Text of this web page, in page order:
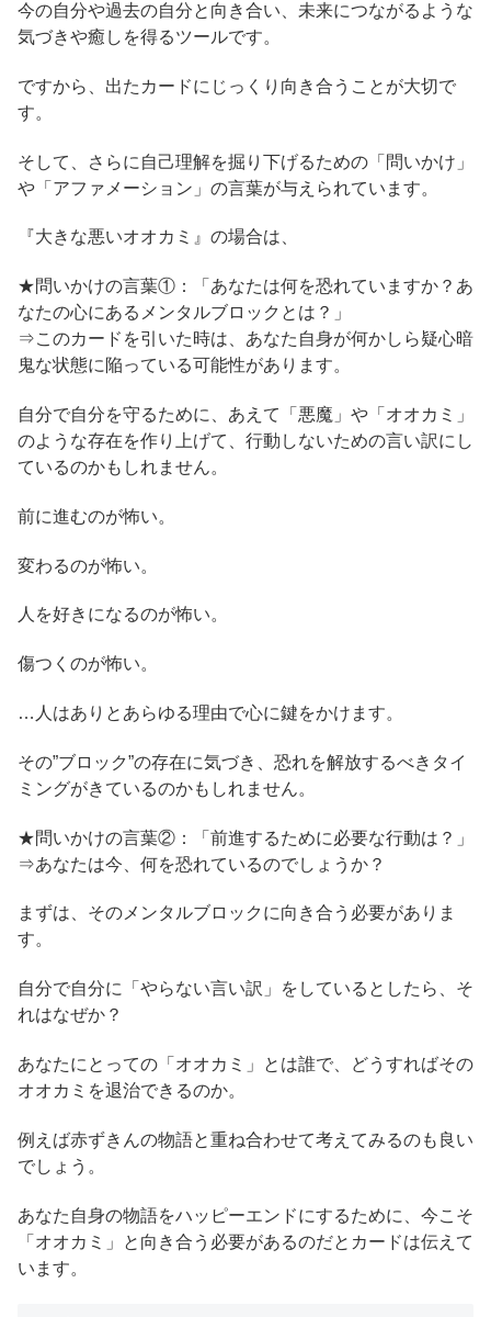
今の自分や過去の自分と向き合い、未来につながるような
気づきや癒しを得るツールです。
ですから、出たカードにじっくり向き合うことが大切で
す。
そして、さらに自己理解を掘り下げるための「問いかけ」
や「アファメーション」の言葉が与えられています。
『大きな悪いオオカミ』の場合は、
★問いかけの言葉①：「あなたは何を恐れていますか？あ
なたの心にあるメンタルブロックとは？」
⇒このカードを引いた時は、あなた自身が何かしら疑心暗
鬼な状態に陥っている可能性があります。
自分で自分を守るために、あえて「悪魔」や「オオカミ」
のような存在を作り上げて、行動しないための言い訳にし
ているのかもしれません。
前に進むのが怖い。
変わるのが怖い。
人を好きになるのが怖い。
傷つくのが怖い。
…人はありとあらゆる理由で心に鍵をかけます。
その”ブロック”の存在に気づき、恐れを解放するべきタイ
ミングがきているのかもしれません。
★問いかけの言葉②：「前進するために必要な行動は？」
⇒あなたは今、何を恐れているのでしょうか？
まずは、そのメンタルブロックに向き合う必要がありま
す。
自分で自分に「やらない言い訳」をしているとしたら、そ
れはなぜか？
あなたにとっての「オオカミ」とは誰で、どうすればその
オオカミを退治できるのか。
例えば赤ずきんの物語と重ね合わせて考えてみるのも良い
でしょう。
あなた自身の物語をハッピーエンドにするために、今こそ
「オオカミ」と向き合う必要があるのだとカードは伝えて
います。